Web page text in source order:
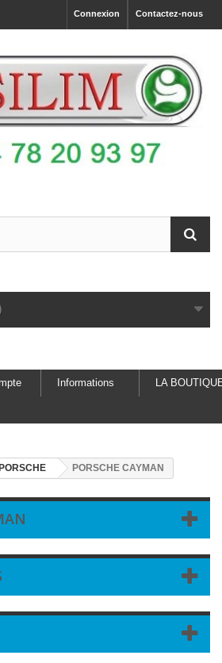
Contactez-nous
Connexion
Informations LA
PORSCHE CAYMAN